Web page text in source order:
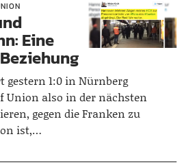
Eine
gestern 1:0 in Nürnberg
Union also in der nächsten
gegen die Franken zu
ist,…